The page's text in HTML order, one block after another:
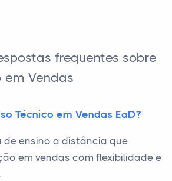
frequentes sobre
em Vendas
Técnico em Vendas EaD?
de ensino a distância que
em vendas com flexibilidade e